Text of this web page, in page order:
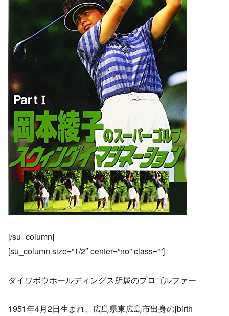
[/su_column]
[su_column size=”1/2″ center=”no” class=””]
ダイワボウホールディングス所属のプロゴルファー
1951年4月2日生まれ、広島県東広島市出身の[birth